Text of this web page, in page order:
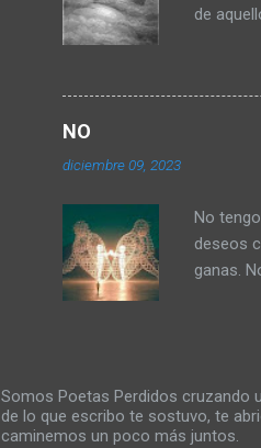
de
NO
diciembre 09, 2023
No
deseos
ganas.
las
entre
Somos Poetas Perdidos cruzando
de lo que escribo te sostuvo, te
caminemos un poco más juntos.